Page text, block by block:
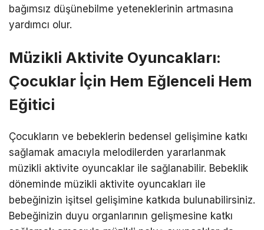
bağımsız düşünebilme yeteneklerinin artmasına
yardımcı olur.
Müzikli Aktivite Oyuncakları:
Çocuklar İçin Hem Eğlenceli Hem
Eğitici
Çocukların ve bebeklerin bedensel gelişimine katkı
sağlamak amacıyla melodilerden yararlanmak
müzikli aktivite oyuncaklar ile sağlanabilir. Bebeklik
döneminde müzikli aktivite oyuncakları ile
bebeğinizin işitsel gelişimine katkıda bulunabilirsiniz.
Bebeğinizin duyu organlarının gelişmesine katkı